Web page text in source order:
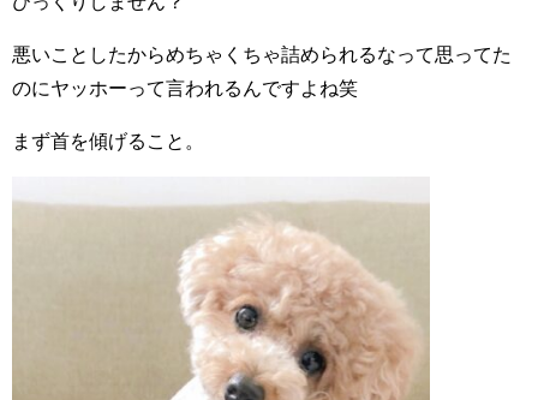
悪いことしたからめちゃくちゃ詰められるなって思ってた
のにヤッホーって言われるんですよね笑
まず首を傾げること。